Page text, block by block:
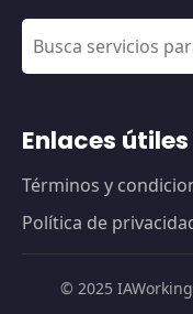
Enlaces útiles
Términos y
Política de
© 2025